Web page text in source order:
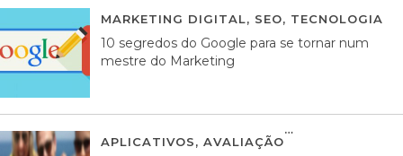
MARKETING DIGITAL, SEO, TECNOLOGIA
10 segredos do Google para se tornar num
mestre do Marketing
APLICATIVOS, AVALIAÇÃO